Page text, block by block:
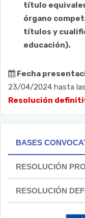
título
órgano
títulos y
educación).
Fecha
23/04/2024 hasta
Resolución
BASES
RESOLUCIÓN
RESOLUCIÓN